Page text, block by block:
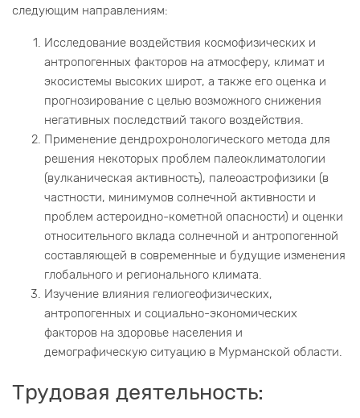
следующим направлениям:
Исследование воздействия космофизических и
антропогенных факторов на атмосферу, климат и
экосистемы высоких широт, а также его оценка и
прогнозирование с целью возможного снижения
негативных последствий такого воздействия.
Применение дендрохронологического метода для
решения некоторых проблем палеоклиматологии
(вулканическая активность), палеоастрофизики (в
частности, минимумов солнечной активности и
проблем астероидно-кометной опасности) и оценки
относительного вклада солнечной и антропогенной
составляющей в современные и будущие изменения
глобального и регионального климата.
Изучение влияния гелиогеофизических,
антропогенных и социально-экономических
факторов на здоровье населения и
демографическую ситуацию в Мурманской области.
Трудовая деятельность: